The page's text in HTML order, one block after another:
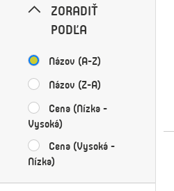
ZORADIŤ
PODĽA
Názov (A-Z)
Názov (Z-A)
Cena (Nízka -
Vysoká)
Cena (Vysoká -
Nízka)